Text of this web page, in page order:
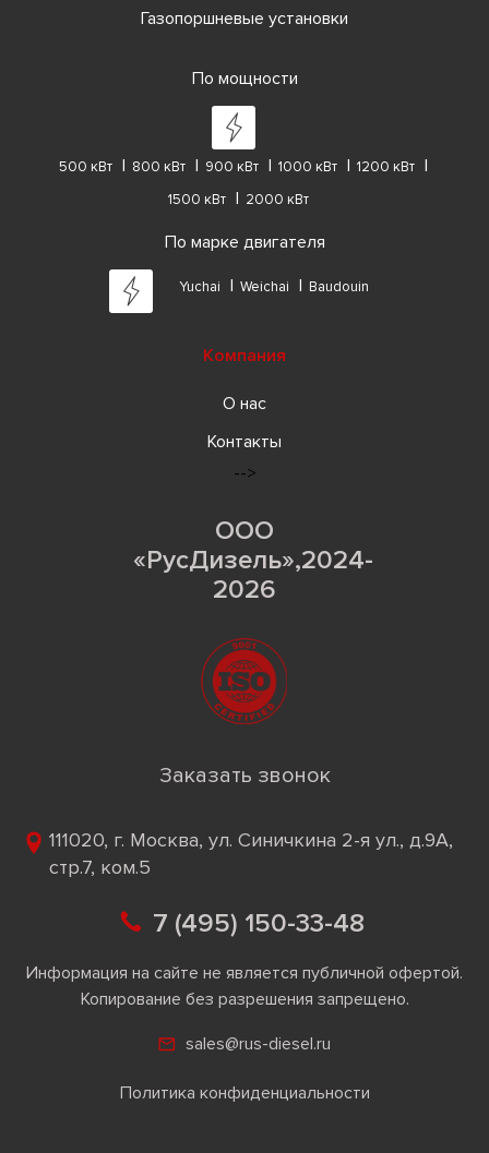
Газопоршневые установки
По мощности
500 кВт 800 кВт 900 кВт 1000 кВт
1200 кВт
1500 кВт
2000 кВт
По марке двигателя
Yuchai Weichai Baudouin
Компания
О нас
Контакты
-->
ООО
«РусДизель»,2024-
2026
Заказать звонок
111020, г. Москва, ул. Синичкина 2-я ул., д.9А,
стр.7, ком.5
7 (495) 150-33-48
Информация на сайте не является публичной офертой.
Копирование без разрешения запрещено.
sales@rus-diesel.ru
Политика конфиденциальности